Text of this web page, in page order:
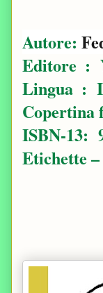
Autore:
Editore ‏ : ‎
Lingua ‏ : ‎
Copertina
ISBN-13: ‎
Etichette